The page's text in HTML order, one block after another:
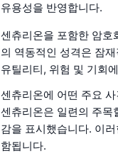
유용성을 반영합니다.
센츄리온을 포함한 암호
의 역동적인 성격은 잠
유틸리티, 위험 및 기회
센츄리온에 어떤 주요
센츄리온은 일련의 주목
감을 표시했습니다. 이
함됩니다.